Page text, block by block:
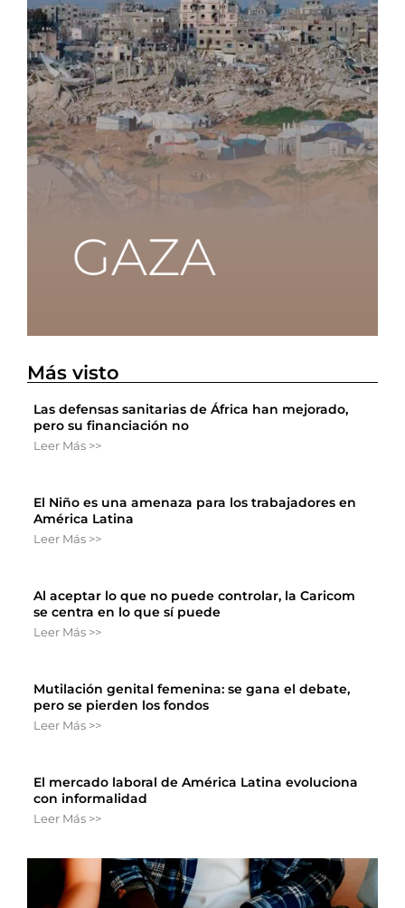
Más visto
Las defensas sanitarias de África han mejorado,
pero su financiación no
Leer Más >>
El Niño es una amenaza para los trabajadores en
América Latina
Leer Más >>
Al aceptar lo que no puede controlar, la Caricom
se centra en lo que sí puede
Leer Más >>
Mutilación genital femenina: se gana el debate,
pero se pierden los fondos
Leer Más >>
El mercado laboral de América Latina evoluciona
con informalidad
Leer Más >>